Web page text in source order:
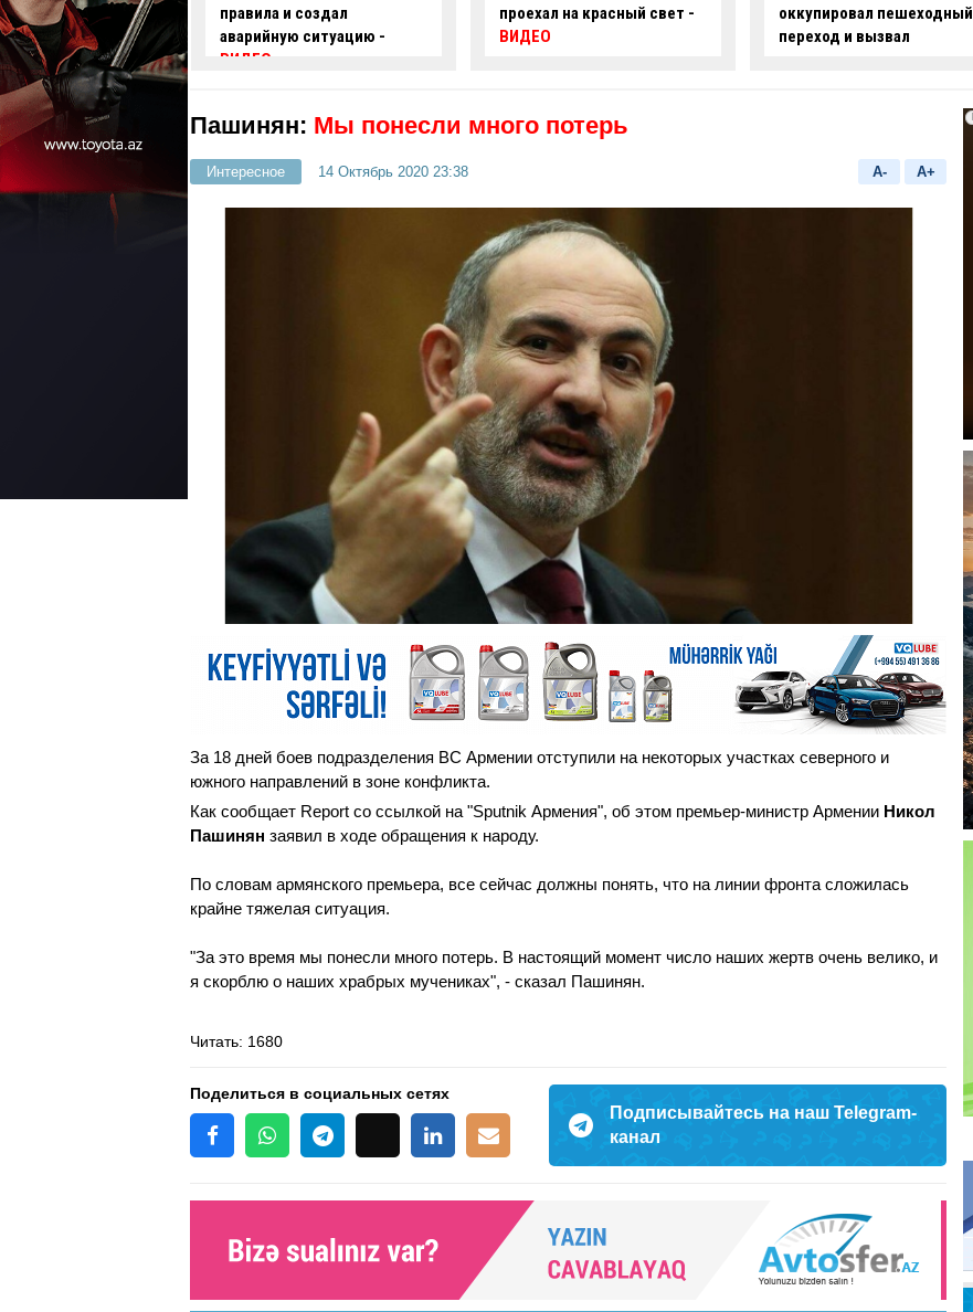
создал
ситуацию -
проехал на красный свет -
ВИДЕО
оккупировал пешеходный
переход и вызвал
ряде улиц Баку ограничат
движение
Пашинян: Мы понесли много потерь
Интересное 14 Октябрь 2020 23:38 A- A+
За 18 дней боев подразделения ВС Армении отступили на некоторых участках северного и
южного направлений в зоне конфликта.
Как сообщает Report со ссылкой на "Sputnik Армения", об этом премьер-министр Армении Никол
Пашинян заявил в ходе обращения к народу.
По словам армянского премьера, все сейчас должны понять, что на линии фронта сложилась
крайне тяжелая ситуация.
"За это время мы понесли много потерь. В настоящий момент число наших жертв очень велико, и
я скорблю о наших храбрых мучениках", - сказал Пашинян.
Читать: 1680
Поделиться в социальных сетях
Подписывайтесь на наш Telegram-
канал